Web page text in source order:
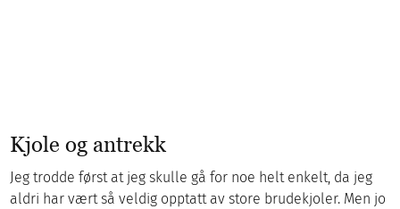
Kjole og antrekk
Jeg trodde først at jeg skulle gå for noe helt enkelt, da jeg
aldri har vært så veldig opptatt av store brudekjoler. Men jo